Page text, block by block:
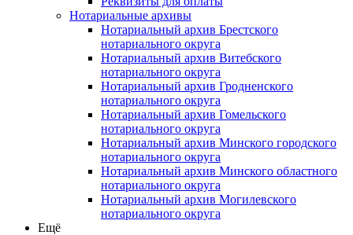
Нотариальные архивы
Нотариальный архив Брестского
нотариального округа
Нотариальный архив Витебского
нотариального округа
Нотариальный архив Гродненского
нотариального округа
Нотариальный архив Гомельского
нотариального округа
Нотариальный архив Минского городского
нотариального округа
Нотариальный архив Минского областного
нотариального округа
Нотариальный архив Могилевского
нотариального округа
Ещё